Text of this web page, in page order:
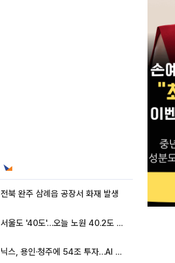
전북 완주 삼례읍 공장서 화재 발생
서울도 '40도'…오늘 노원 40.2도 기록
SK하이닉스, 용인·청주에 54조 투자…AI 메모리 생산기지 키운다